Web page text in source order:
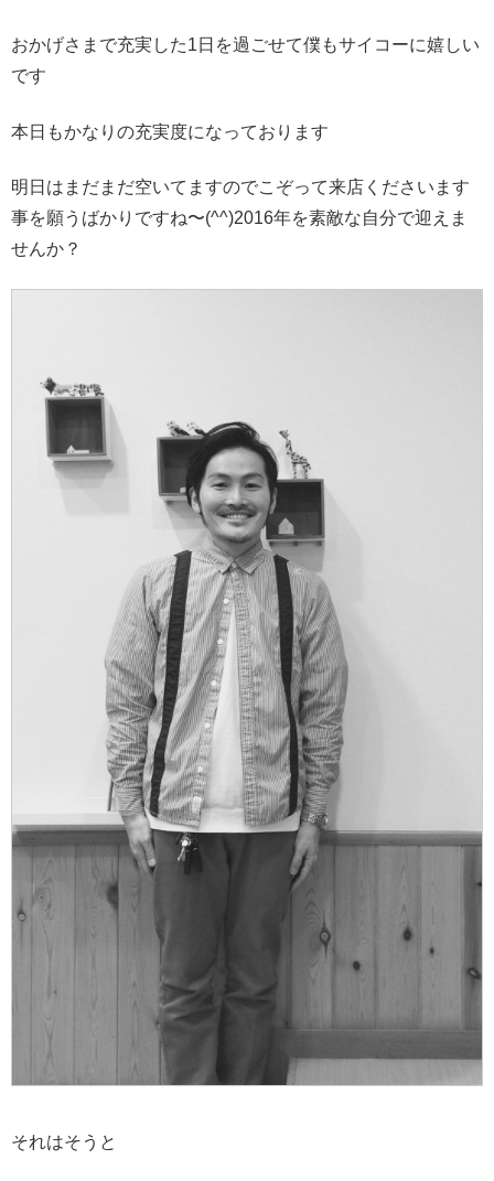
おかげさまで充実した1日を過ごせて僕もサイコーに嬉しい
です
本日もかなりの充実度になっております
明日はまだまだ空いてますのでこぞって来店くださいます
事を願うばかりですね〜(^^)2016年を素敵な自分で迎えま
せんか？
それはそうと